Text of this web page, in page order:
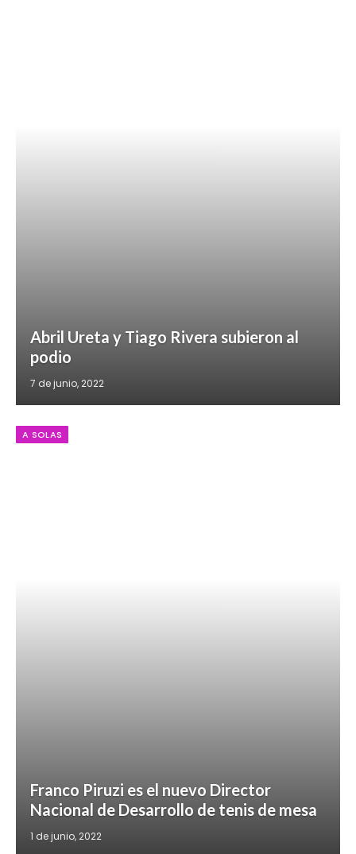
Abril Ureta y Tiago Rivera subieron al
podio
7 de junio, 2022
A SOLAS
Franco Piruzi es el nuevo Director
Nacional de Desarrollo de tenis de mesa
1 de junio, 2022